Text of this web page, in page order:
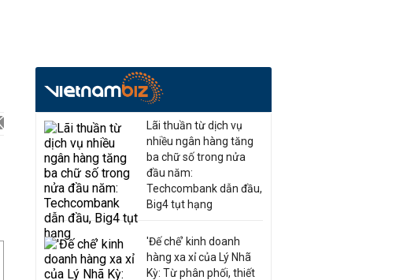
Lãi thuần từ dịch vụ
nhiều ngân hàng tăng
ba chữ số trong nửa
đầu năm:
Techcombank dẫn đầu,
Big4 tụt hạng
'Đế chế’ kinh doanh
hàng xa xỉ của Lý Nhã
Kỳ: Từ phân phối, thiết